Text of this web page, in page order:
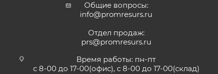
Общие вопросы:
info@promresurs.ru
Отдел продаж:
prs@promresurs.ru
Время работы: пн-пт
с 8-00 до 17-00(офис), с 8-00 до 17-00(склад)